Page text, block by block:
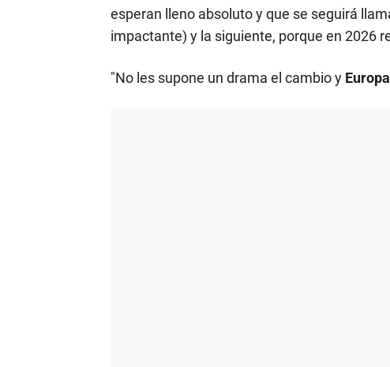
esperan lleno absoluto y que se seguirá
impactante) y la siguiente, porque en 2026
"No les supone un drama el cambio y